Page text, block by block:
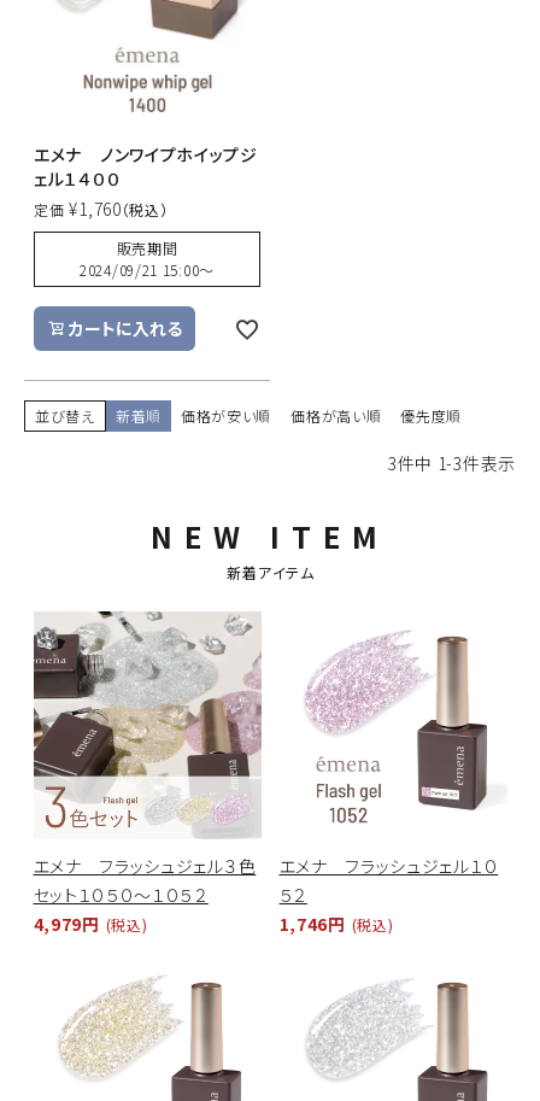
エメナ ノンワイプホイップジ
ェル１４００
定価 ¥1,760
販売期間
2024/09/21 15:00〜
カートに入れる
並び替え 新着順 価格が安い順 価格が高い順 優先度順
3件中 1-3件表示
NEW ITEM
新着アイテム
エメナ フラッシュジェル３色
セット１０５０～１０５２
4,979円 (税込)
エメナ フラッシュジェル１０
５２
1,746円 (税込)